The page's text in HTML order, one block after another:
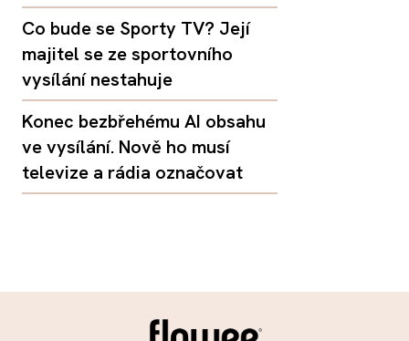
Co bude se Sporty TV? Její
majitel se ze sportovního
vysílání nestahuje
Konec bezbřehému AI obsahu
ve vysílání. Nově ho musí
televize a rádia označovat